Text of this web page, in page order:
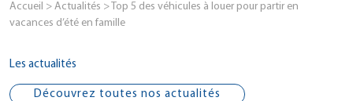
Accueil > Actualités > Top 5 des véhicules à louer pour partir en
vacances d’été en famille
Les actualités
Découvrez toutes nos actualités